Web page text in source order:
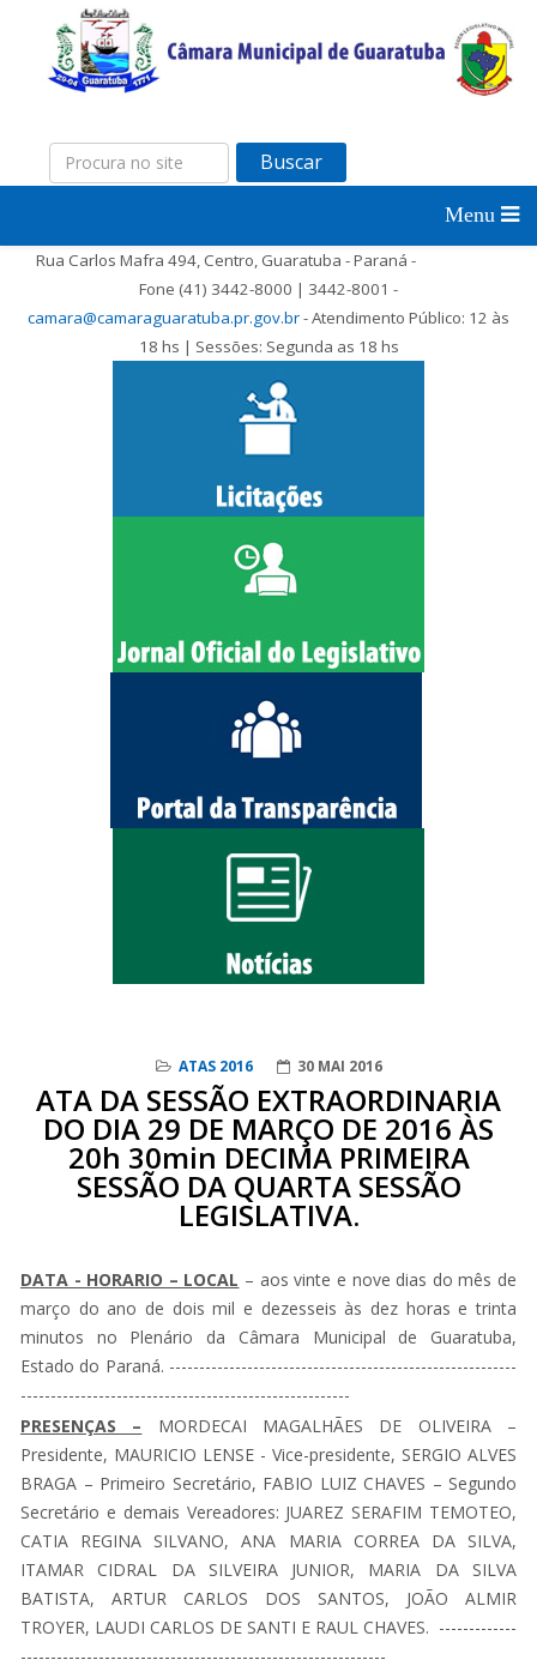
Buscar
Rua Carlos Mafra 494, Centro, Guaratuba - Paraná -
Fone (41) 3442-8000 | 3442-8001 -
camara@camaraguaratuba.pr.gov.br- Atendimento Público: 12 às
18 hs | Sessões: Segunda as 18 hs
ATAS 2016 30 MAI 2016
ATA DA SESSÃO EXTRAORDINARIA
DO DIA 29 DE MARÇO DE 2016 ÀS
20h 30min DECIMA PRIMEIRA
SESSÃO DA QUARTA SESSÃO
LEGISLATIVA.
DATA - HORARIO – LOCAL – aos vinte e nove dias do mês de
março do ano de dois mil e dezesseis às dez horas e trinta
minutos no Plenário da Câmara Municipal de Guaratuba,
Estado do Paraná. ----------------------------------------------------------
-------------------------------------------------------
PRESENÇAS – MORDECAI MAGALHÃES DE OLIVEIRA –
Presidente, MAURICIO LENSE - Vice-presidente, SERGIO ALVES
BRAGA – Primeiro Secretário, FABIO LUIZ CHAVES – Segundo
Secretário e demais Vereadores: JUAREZ SERAFIM TEMOTEO,
CATIA REGINA SILVANO, ANA MARIA CORREA DA SILVA,
ITAMAR CIDRAL DA SILVEIRA JUNIOR, MARIA DA SILVA
BATISTA, ARTUR CARLOS DOS SANTOS, JOÃO ALMIR
TROYER, LAUDI CARLOS DE SANTI E RAUL CHAVES. -------------
-------------------------------------------------------------